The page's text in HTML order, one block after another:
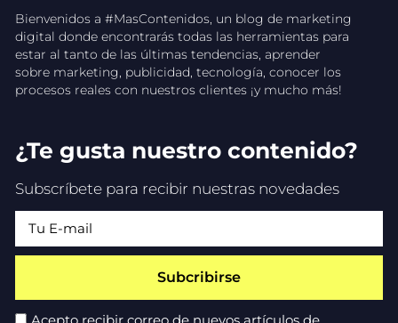
Bienvenidos a #MasContenidos, un blog de marketing
digital donde encontrarás todas las herramientas para
estar al tanto de las últimas tendencias, aprender
sobre marketing, publicidad, tecnología, conocer los
procesos reales con nuestros clientes ¡y mucho más!
¿Te gusta nuestro contenido?
Subscríbete para recibir nuestras novedades
Subcribirse